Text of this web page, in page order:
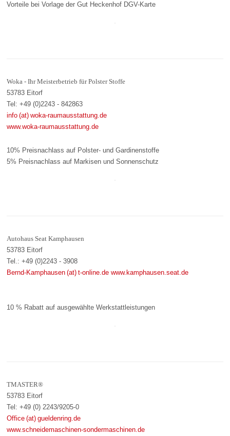
Vorteile bei Vorlage der Gut Heckenhof DGV-Karte
Woka - Ihr Meisterbetrieb für Polster Stoffe
53783 Eitorf
Tel: +49 (0)2243 - 842863
info (at) woka-raumausstattung.de
www.woka-raumausstattung.de
10% Preisnachlass auf Polster- und Gardinenstoffe
5% Preisnachlass auf Markisen und Sonnenschutz
Autohaus Seat Kamphausen
53783 Eitorf
Tel.: +49 (0)2243 - 3908
Bernd-Kamphausen (at) t-online.dewww.kamphausen.seat.de
10 % Rabatt auf ausgewählte Werkstattleistungen
TMASTER®
53783 Eitorf
Tel: +49 (0) 2243/9205-0
Office (at) gueldenring.de
www.schneidemaschinen-sondermaschinen.de